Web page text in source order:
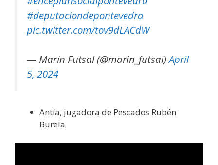
#deputaciondepontevedra
pic.twitter.com/tov9dLACdW
— Marín Futsal (@marin_futsal)April
5, 2024
Antía, jugadora de Pescados Rubén
Burela